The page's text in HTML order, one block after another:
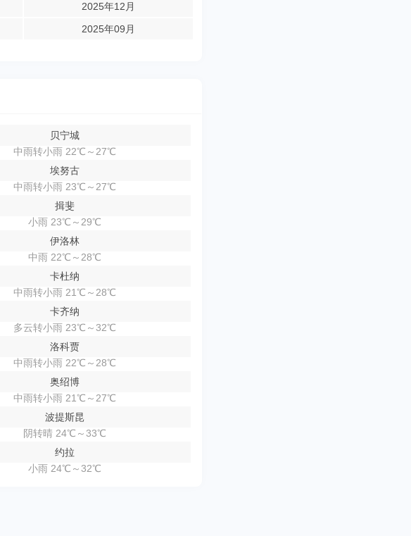
2025年12月
2025年09月
贝宁城
中雨转小雨 22℃～27℃
埃努古
中雨转小雨 23℃～27℃
揖斐
小雨 23℃～29℃
伊洛林
中雨 22℃～28℃
卡杜纳
中雨转小雨 21℃～28℃
卡齐纳
多云转小雨 23℃～32℃
洛科贾
中雨转小雨 22℃～28℃
奥绍博
中雨转小雨 21℃～27℃
波提斯昆
阴转晴 24℃～33℃
约拉
小雨 24℃～32℃